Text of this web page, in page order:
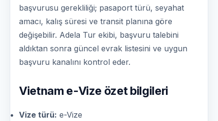
başvurusu gerekliliği; pasaport türü, seyahat
amacı, kalış süresi ve transit planına göre
değişebilir. Adela Tur ekibi, başvuru talebini
aldıktan sonra güncel evrak listesini ve uygun
başvuru kanalını kontrol eder.
Vietnam e-Vize özet bilgileri
Vize türü: e-Vize